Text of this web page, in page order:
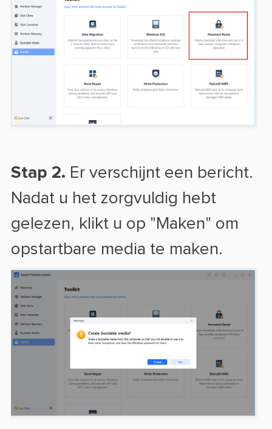
Stap 2. Er verschijnt een bericht.
Nadat u het zorgvuldig hebt
gelezen, klikt u op "Maken" om
opstartbare media te maken.